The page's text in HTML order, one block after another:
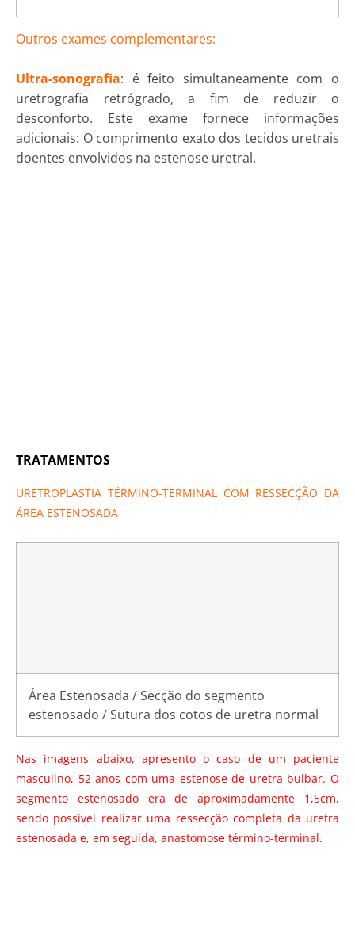
Outros exames complementares:
Ultra-sonografia: é feito simultaneamente com o
uretrografia retrógrado, a fim de reduzir o
desconforto. Este exame fornece informações
adicionais: O comprimento exato dos tecidos uretrais
doentes envolvidos na estenose uretral.
TRATAMENTOS
URETROPLASTIA TÉRMINO-TERMINAL COM RESSECÇÃO DA
ÁREA ESTENOSADA
Área Estenosada / Secção do segmento
estenosado / Sutura dos cotos de uretra normal
Nas imagens abaixo, apresento o caso de um paciente
masculino, 52 anos com uma estenose de uretra bulbar. O
segmento estenosado era de aproximadamente 1,5cm,
sendo possível realizar uma ressecção completa da uretra
estenosada e, em seguida, anastomose término-terminal.